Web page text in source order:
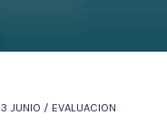
3 JUNIO / EVALUACION